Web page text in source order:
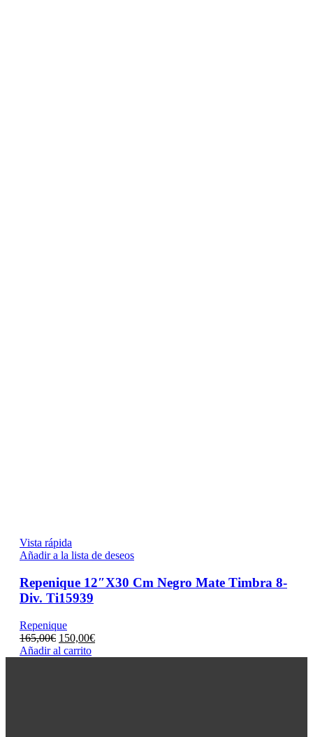
Vista rápida
Añadir a la lista de deseos
Repenique 12″X30 Cm Negro Mate Timbra 8-
Div. Ti15939
Repenique
165,00€ El
precio
150,00€El
Añadir al carrito